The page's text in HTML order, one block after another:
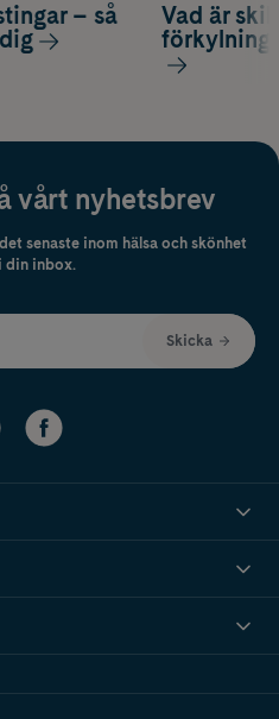
Vad är
förkylning
– så
vårt nyhetsbrev
senaste inom hälsa och skönhet
din inbox.
Skicka